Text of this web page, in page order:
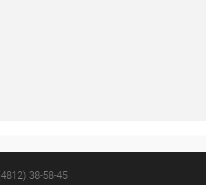
38-58-45